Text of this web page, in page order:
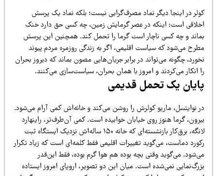
در اینجا دیگر نماد مصرف‌گرایی نیست؛ بلکه نماد یک پرسش
است: اینکه در عصر گرمایش زمین، چه کسی حق دارد خنک
و چه کسی ناچار است گرما را تحمل کند. همچنین این پرسش
می‌شود که سیاست اقلیمی، اگر به زندگی روزمره مردم پیوند
چگونه می‌تواند در برابر جریان‌هایی مصون بماند که دیروز بحران
انکار می‌کردند و امروز با همان بحران، سیاست‌سازی می‌کنند.
یک تحمل قدیمی
نوایتسل، ماریو کولرش را روشن می‌کند و خانه‌اش کمی آرام می‌شود.
گرما هنوز روی خیابان خوابیده است. کمی آن‌طرف‌تر، راینهارد
لانگه، برق‌کار بازنشسته‌ای که خانه ۱۵۰ ساله‌اش نزدیک ایستگاه ثبت
دماست، می‌گوید تغییرات اقلیمی فقط کلمه‌ای است که زیاد تکرار
می‌گوید وقتی بچه بوده هم هوا گرم بوده، فقط این‌قدر
نمی‌شده است. میان این دو تصویر، اروپای امروز ایستاده